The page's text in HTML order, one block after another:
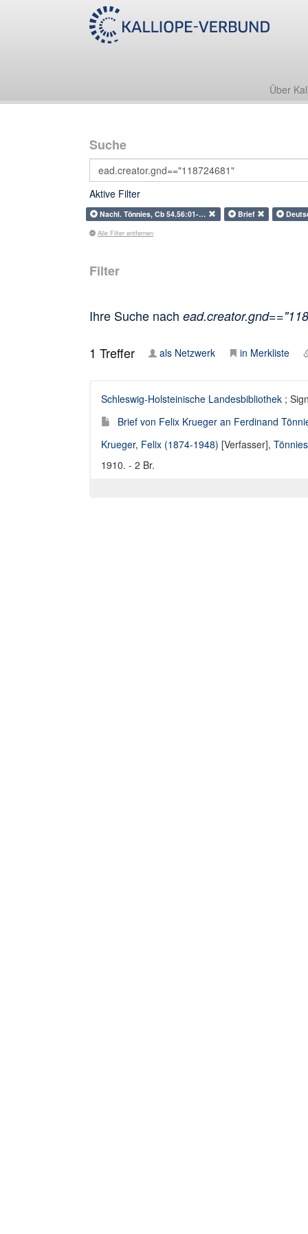
Über
Suche
Aktive Filter
Nachl. Tönnies, Cb 54.56:01-… Brief
Alle Filter entfernen
Filter
Ihre Suche nach
1 Treffer als Netzwerk in Merkliste
Schleswig-Holsteinische Landesbibliothek ;
Brief von Felix Krueger an Ferdinand
Krueger, Felix (1874-1948) [Verfasser],
1910. - 2 Br.